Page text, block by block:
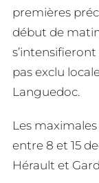
premières
début de
s’intensifieront
pas exclu
Languedoc.
Les
entre 8 et 15
Hérault et